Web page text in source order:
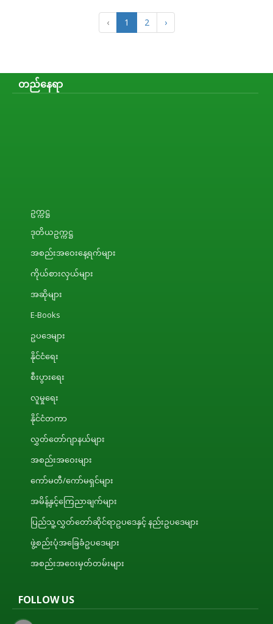
‹ 1 2 ›
တည်နေရာ
ဥက္ကဋ္ဌ
ဒုတိယဥက္ကဋ္ဌ
အစည်းအဝေးနေ့ရက်များ
ကိုယ်စားလှယ်များ
အဆိုများ
E-Books
ဥပဒေများ
နိုင်ငံရေး
စီးပွားရေး
လူမှုရေး
နိုင်ငံတကာ
လွှတ်တော်ဂျာနယ်များ
အစည်းအဝေးများ
ကော်မတီ/ကော်မရှင်များ
အမိန့်နှင့်ကြေညာချက်များ
ပြည်သူ့လွှတ်တော်ဆိုင်ရာဥပဒေနှင့် နည်းဥပဒေများ
ဖွဲ့စည်းပုံအခြေခံဥပဒေများ
အစည်းအဝေးမှတ်တမ်းများ
FOLLOW US